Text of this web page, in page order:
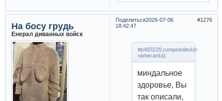
Поделиться 1276
2026-07-06
18:42:47
На босу грудь
Енерал диванных войск
#p483229,rumpelstiltskin
написал(а):
миндальное
здоровье, Вы
так описали,